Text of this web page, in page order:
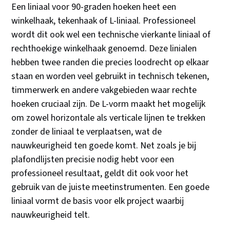
Een liniaal voor 90-graden hoeken heet een
winkelhaak, tekenhaak of L-liniaal. Professioneel
wordt dit ook wel een technische vierkante liniaal of
rechthoekige winkelhaak genoemd. Deze linialen
hebben twee randen die precies loodrecht op elkaar
staan en worden veel gebruikt in technisch tekenen,
timmerwerk en andere vakgebieden waar rechte
hoeken cruciaal zijn. De L-vorm maakt het mogelijk
om zowel horizontale als verticale lijnen te trekken
zonder de liniaal te verplaatsen, wat de
nauwkeurigheid ten goede komt. Net zoals je bij
plafondlijsten precisie nodig hebt voor een
professioneel resultaat, geldt dit ook voor het
gebruik van de juiste meetinstrumenten. Een goede
liniaal vormt de basis voor elk project waarbij
nauwkeurigheid telt.